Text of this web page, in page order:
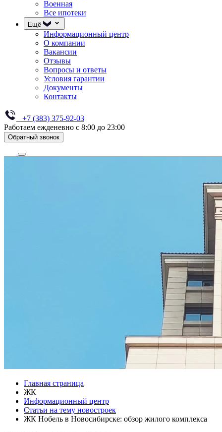
Военная
Все ипотеки
Ещё
Информационный центр
О компании
Вакансии
Отзывы
Вопросы и ответы
Условия гарантии
Документы
Контакты
+7 (383) 375-92-03
Работаем ежденевно с 8:00 до 23:00
Обратный звонок
Главная страница
ЖК
Информационный центр
Статьи на тему новостроек
ЖК Нобель в Новосибирске: обзор жилого комплекса